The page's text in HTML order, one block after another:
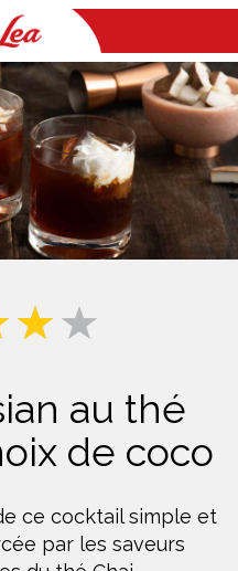
au thé
de coco
ce cocktail simple et
par les saveurs